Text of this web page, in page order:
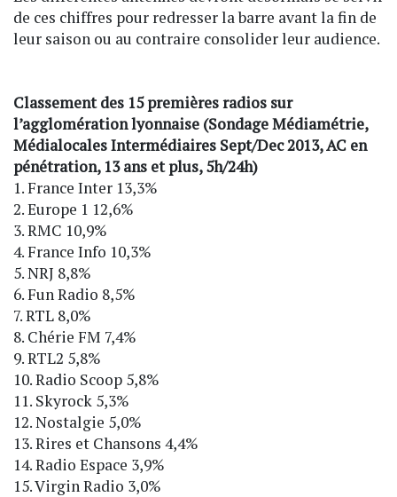
de ces chiffres pour redresser la barre avant la fin de
leur saison ou au contraire consolider leur audience.
Classement des 15 premières radios sur
l’agglomération lyonnaise (Sondage Médiamétrie,
Médialocales Intermédiaires Sept/Dec 2013, AC en
pénétration, 13 ans et plus, 5h/24h)
1. France Inter 13,3%
2. Europe 1 12,6%
3. RMC 10,9%
4. France Info 10,3%
5. NRJ 8,8%
6. Fun Radio 8,5%
7. RTL 8,0%
8. Chérie FM 7,4%
9. RTL2 5,8%
10. Radio Scoop 5,8%
11. Skyrock 5,3%
12. Nostalgie 5,0%
13. Rires et Chansons 4,4%
14. Radio Espace 3,9%
15. Virgin Radio 3,0%